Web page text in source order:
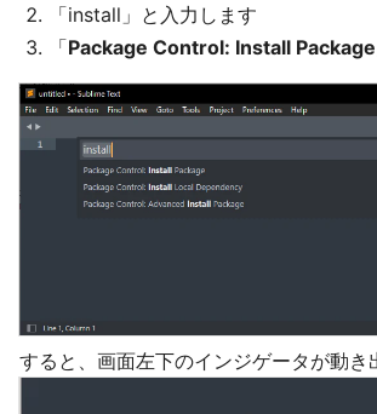
「install」と入力します
「Package Control: Install Package
すると、画面左下のインジゲータが動き